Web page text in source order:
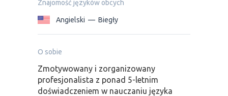
Znajomość języków obcych
Angielski — Biegły
O sobie
Zmotywowany i zorganizowany
profesjonalista z ponad 5-letnim
doświadczeniem w nauczaniu języka